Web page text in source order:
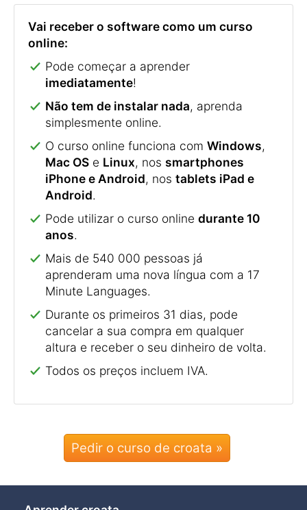
Vai receber o software como um curso
online:
Pode começar a aprender
imediatamente!
Não tem de instalar nada, aprenda
simplesmente online.
O curso online funciona com Windows,
Mac OS e Linux, nos smartphones
iPhone e Android, nos tablets iPad e
Android.
Pode utilizar o curso online durante 10
anos.
Mais de 540 000 pessoas já
aprenderam uma nova língua com a 17
Minute Languages.
Durante os primeiros 31 dias, pode
cancelar a sua compra em qualquer
altura e receber o seu dinheiro de volta.
Todos os preços incluem IVA.
Pedir o curso de croata »